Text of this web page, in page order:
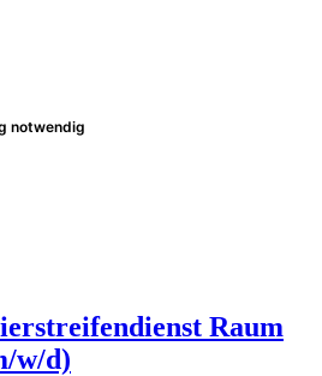
notwendig
Raum
w/d)